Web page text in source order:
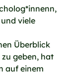
viele
Überblick
geben, hat
auf einem